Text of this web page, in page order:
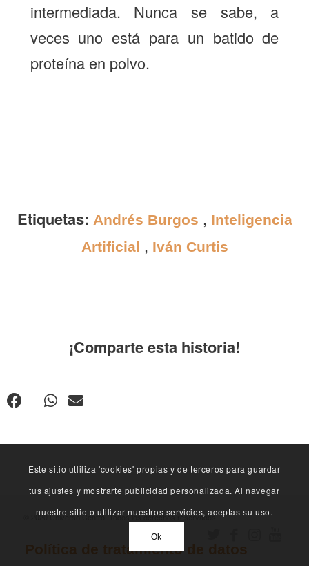
intermediada. Nunca se sabe, a
veces uno está para un batido de
proteína en polvo.
Etiquetas: Andrés Burgos , Inteligencia
Artificial , Iván Curtis
¡Comparte esta historia!
© 2020 Universo Centro. Todos los derechos reservados. -
Política de tratamiento de datos
Este sitio utliliza 'cookies' propias y de terceros para guardar
tus ajustes y mostrarte publicidad personalizada. Al navegar
nuestro sitio o utilizar nuestros servicios, aceptas su uso.
Ok